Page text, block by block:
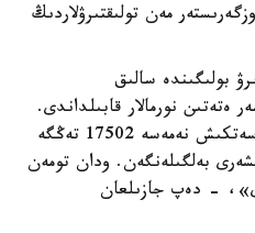
مەن تولىقتىرۋلاردىڭ
بولىگىندە سالىق
ەتەتىن نورمالار قابىلداندى.
مىسالى، 6 ايلىق ەسەپتىك كورسەتكىش نەمەسە 17502 تەڭگە
بەلگىلەنگەن. ودان تومەن
- دەپ جازىلعان